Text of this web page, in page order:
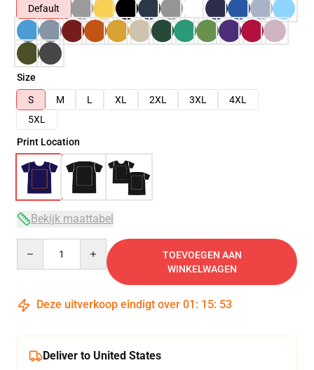
Default
Size
S
M L XL 2XL 3XL
4XL
5XL
Print Location
Bekijk maattabel
TOEVOEGEN AAN
WINKELWAGEN
Deze uitverkoop eindigt over 01 : 15: 53
Deliver to United States